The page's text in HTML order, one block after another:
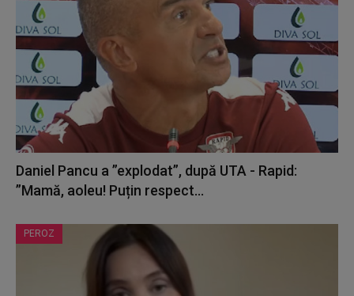
Daniel Pancu a ”explodat”, după UTA - Rapid:
”Mamă, aoleu! Puțin respect...
PEROZ